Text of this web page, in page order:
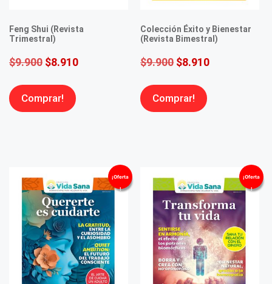
Feng Shui (Revista
Trimestral)
$9.900 $8.910
Comprar!
Colección Éxito y Bienestar
(Revista Bimestral)
$9.900 $8.910
Comprar!
¡Oferta
!
¡Oferta
!